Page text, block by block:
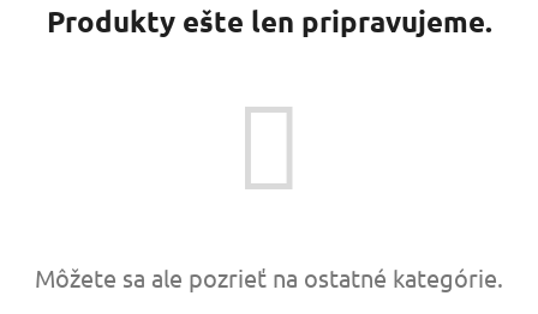
Produkty ešte len pripravujeme.
Môžete sa ale pozrieť na ostatné kategórie.